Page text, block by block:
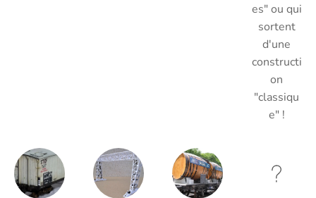
es" ou qui
sortent
d'une
constructi
on
"classiqu
e" !